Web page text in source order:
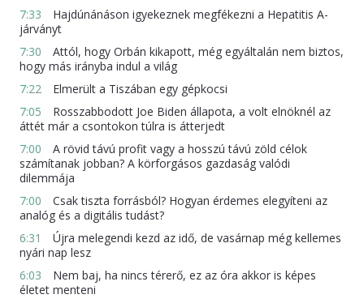
7:33
Hajdúnánáson igyekeznek megfékezni a Hepatitis A-
járványt
7:30
Attól, hogy Orbán kikapott, még egyáltalán nem biztos,
hogy más irányba indul a világ
7:22
Elmerült a Tiszában egy gépkocsi
7:05
Rosszabbodott Joe Biden állapota, a volt elnöknél az
áttét már a csontokon túlra is átterjedt
7:00
A rövid távú profit vagy a hosszú távú zöld célok
számítanak jobban? A körforgásos gazdaság valódi
dilemmája
7:00
Csak tiszta forrásból? Hogyan érdemes elegyíteni az
analóg és a digitális tudást?
6:31
Újra melegendi kezd az idő, de vasárnap még kellemes
nyári nap lesz
6:03
Nem baj, ha nincs térerő, ez az óra akkor is képes
életet menteni